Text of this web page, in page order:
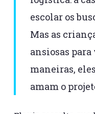
escolar os
Mas as
ansiosas
maneiras,
amam o